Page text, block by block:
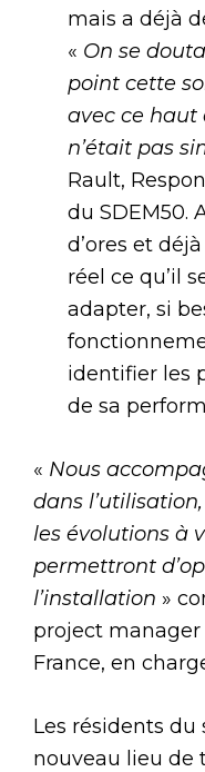
mais a déjà
« On se
point cette
avec ce haut
n’était pas
Rault,
du SDEM50.
d’ores et
réel ce qu’il
adapter, si
identifier les
de sa
« Nous
dans
les évolutions à
permettront
l’installation »
project
France, en
Les résidents
nouveau lieu de